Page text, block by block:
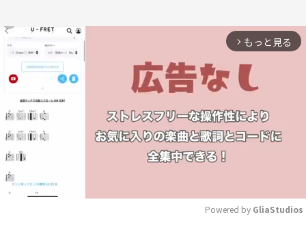
arrow_forward_ios もっと見る
Powered by GliaStudios